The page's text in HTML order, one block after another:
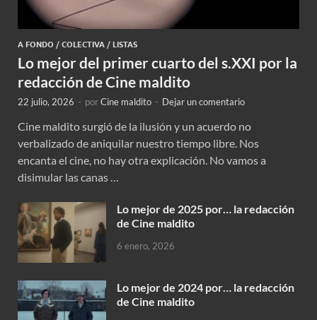
A FONDO / COLECTIVA / LISTAS
Lo mejor del primer cuarto del s.XXI por la
redacción de Cine maldito
22 julio, 2026 - porCine maldito - Dejar un comentario
Cine maldito surgió de la ilusión y un acuerdo no
verbalizado de aniquilar nuestro tiempo libre. Nos
encanta el cine, no hay otra explicación. No vamos a
disimular las canas …
Lo mejor de 2025 por… la redacción
de Cine maldito
6 enero, 2026
Lo mejor de 2024 por… la redacción
de Cine maldito